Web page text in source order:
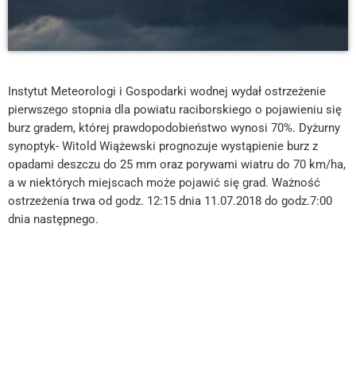
Instytut Meteorologi i Gospodarki wodnej wydał ostrzeżenie
pierwszego stopnia dla powiatu raciborskiego o pojawieniu się
burz gradem, której prawdopodobieństwo wynosi 70%. Dyżurny
synoptyk- Witold Wiążewski prognozuje wystąpienie burz z
opadami deszczu do 25 mm oraz porywami wiatru do 70 km/ha,
a w niektórych miejscach może pojawić się grad. Ważność
ostrzeżenia trwa od godz. 12:15 dnia 11.07.2018 do godz.7:00
dnia następnego.